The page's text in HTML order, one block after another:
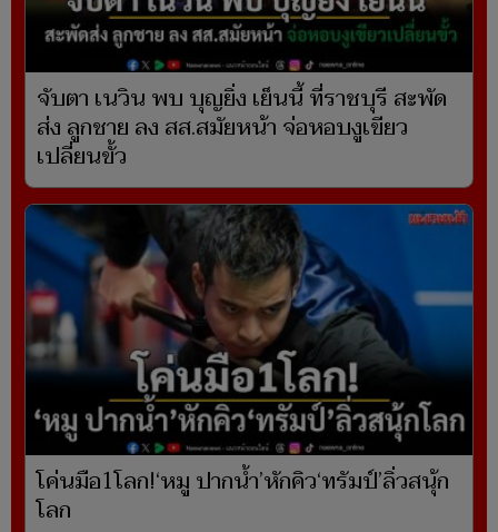
จับตา เนวิน พบ บุญยิ่ง เย็นนี้ ที่ราชบุรี สะพัด
ส่ง ลูกชาย ลง สส.สมัยหน้า จ่อหอบงูเขียว
เปลี่ยนขั้ว
โค่นมือ1โลก!‘หมู ปากน้ำ’หักคิว‘ทรัมป์’ลิ่วสนุ้ก
โลก